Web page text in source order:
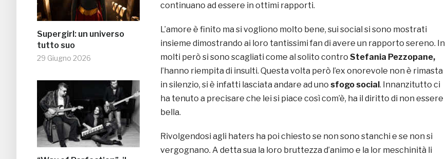
Supergirl: un universo
tutto suo
29 Giugno 2026
continuano ad essere in ottimi rapporti.
L’amore è finito ma si vogliono molto bene, sui social si sono mostrati
insieme dimostrando ai loro tantissimi fan di avere un rapporto sereno. In
molti però si sono scagliati come al solito contro Stefania Pezzopane,
l’hanno riempita di insulti. Questa volta però l’ex onorevole non è rimasta
in silenzio, si è infatti lasciata andare ad uno sfogo social. Innanzitutto ci
ha tenuto a precisare che lei si piace così com’è, ha il diritto di non essere
bella.
Rivolgendosi agli haters ha poi chiesto se non sono stanchi e se non si
vergognano. A detta sua la loro bruttezza d’animo e la lor meschinità li